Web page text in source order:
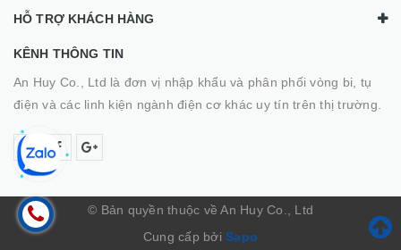
HỖ TRỢ KHÁCH HÀNG
KÊNH THÔNG TIN
An Huy Co., Ltd là đơn vị nhập khẩu và phân phối vòng bi, tụ
điện và các linh kiện ngành điện cơ khác uy tín trên thị trường.
© Bản quyền thuộc về An Huy Co., Ltd
Cung cấp bởiSapo